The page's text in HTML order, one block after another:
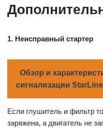
1. Неисправный стартер
Обзор и
сигнализации
Если глушитель и фильтр
заряжена, а двигатель не